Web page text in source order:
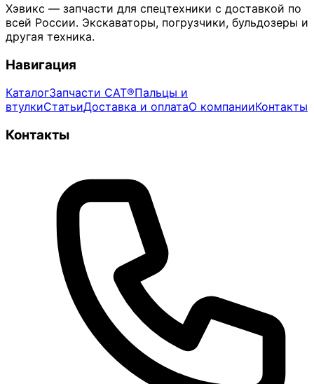
Хэвикс — запчасти для спецтехники с доставкой по
всей России. Экскаваторы, погрузчики, бульдозеры и
другая техника.
Навигация
КаталогЗапчасти CAT®Пальцы и
втулкиСтатьиДоставка и оплатаО компанииКонтакты
Контакты